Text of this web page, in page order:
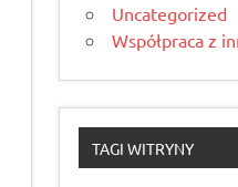
Uncategorized
Współpraca z
TAGI WITRYNY